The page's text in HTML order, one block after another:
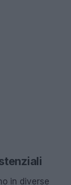
in diverse